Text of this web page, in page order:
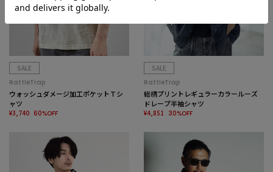
SALE
RattleTrap
ウォッシュダメージ加工ポケットＴシ
ャツ
¥3,740 60%OFF
SALE
RattleTrap
総柄プリントレギュラーカラールーズ
ドレープ半袖シャツ
¥4,851 30%OFF